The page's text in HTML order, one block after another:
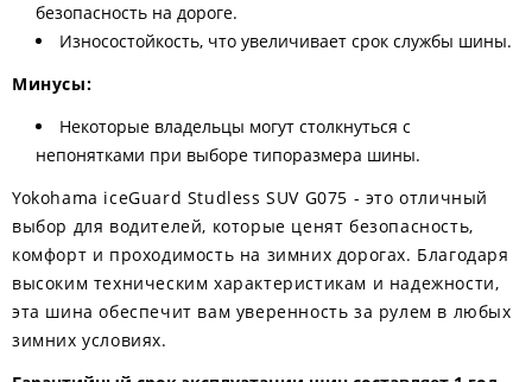
безопасность на дороге.
Износостойкость, что увеличивает срок службы шины.
Минусы:
Некоторые владельцы могут столкнуться с
непонятками при выборе типоразмера шины.
Yokohama iceGuard Studless SUV G075 - это отличный
выбор для водителей, которые ценят безопасность,
комфорт и проходимость на зимних дорогах. Благодаря
высоким техническим характеристикам и надежности,
эта шина обеспечит вам уверенность за рулем в любых
зимних условиях.